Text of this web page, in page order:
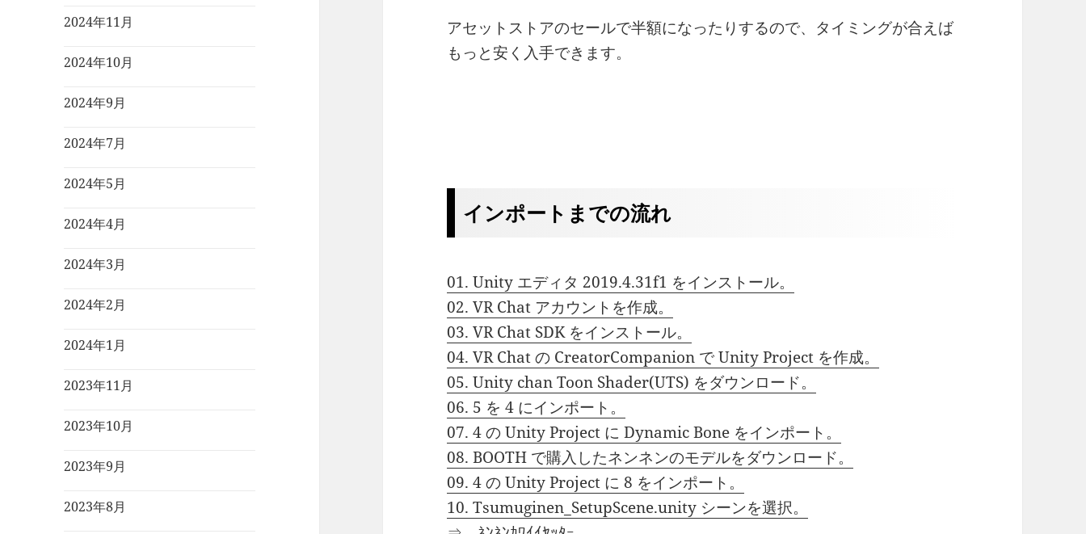
2024年11月
2024年10月
2024年9月
2024年7月
2024年5月
2024年4月
2024年3月
2024年2月
2024年1月
2023年11月
2023年10月
2023年9月
2023年8月
アセットストアのセールで半額になったりするので、タイミングが合えば
もっと安く入手できます。
インポートまでの流れ
01. Unity エディタ 2019.4.31f1 をインストール。
02. VR Chat アカウントを作成。
03. VR Chat SDK をインストール。
04. VR Chat の CreatorCompanion で Unity Project を作成。
05. Unity chan Toon Shader(UTS) をダウンロード。
06. 5 を 4 にインポート。
07. 4 の Unity Project に Dynamic Bone をインポート。
08. BOOTH で購入したネンネンのモデルをダウンロード。
09. 4 の Unity Project に 8 をインポート。
10. Tsumuginen_SetupScene.unity シーンを選択。